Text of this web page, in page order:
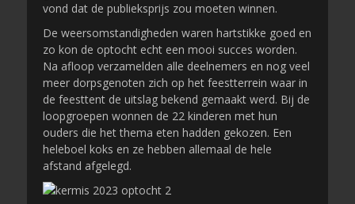
vond dat de publieksprijs zou moeten winnen.
De weersomstandigheden waren hartstikke goed en
zo kon de optocht echt een mooi succes worden.
Na afloop verzamelden alle deelnemers en nog veel
meer dorpsgenoten zich op het feestterrein waar in
de feesttent de uitslag bekend gemaakt werd. Bij de
loopgroepen wonnen de 22 kinderen met hun
ouders die het thema eten hadden gekozen. Een
heleboel koks en ze hebben allemaal de hele
afstand afgelegd.